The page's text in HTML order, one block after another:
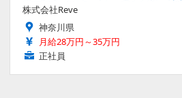
株式会社Reve
神奈川県
月給28万円～35万円
正社員